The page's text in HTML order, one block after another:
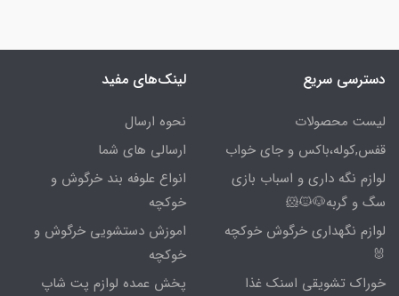
دسترسی سریع
لیست محصولات
قفس,کوله،باکس و جای خواب
لوازم نگه داری و اسباب بازی
سگ و گربه🐶🐱🐹
لوازم نگهداری خرگوش خوکچه
🐰
خوراک تشویقی اسنک غذا
لینک‌های مفید
نحوه ارسال
ارسالی های شما
انواع علوفه بند خرگوش و
خوکچه
اموزش دستشویی خرگوش و
خوکچه
پخش عمده لوازم پت شاپ